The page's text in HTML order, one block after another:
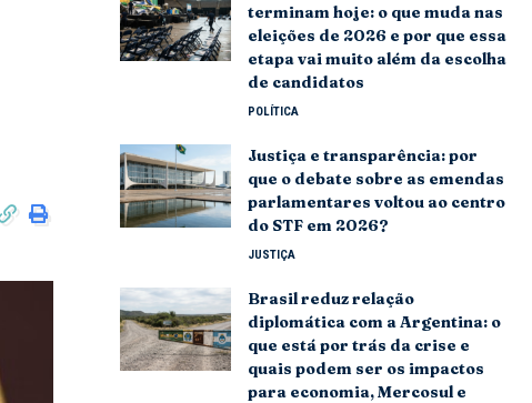
terminam hoje: o que muda nas
eleições de 2026 e por que essa
etapa vai muito além da escolha
de candidatos
POLÍTICA
Justiça e transparência: por
que o debate sobre as emendas
parlamentares voltou ao centro
do STF em 2026?
JUSTIÇA
Brasil reduz relação
diplomática com a Argentina: o
que está por trás da crise e
quais podem ser os impactos
para economia, Mercosul e